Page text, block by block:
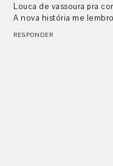
Louca de vassoura pra
A nova história me
RESPONDER